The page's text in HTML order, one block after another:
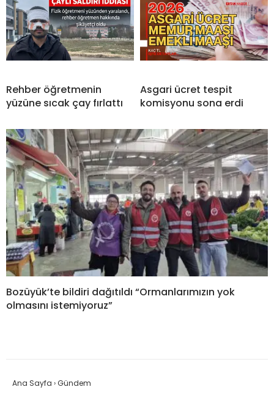
Rehber öğretmenin
yüzüne sıcak çay fırlattı
Asgari ücret tespit
komisyonu sona erdi
Bozüyük’te bildiri dağıtıldı “Ormanlarımızın yok
olmasını istemiyoruz”
Ana Sayfa ›Gündem